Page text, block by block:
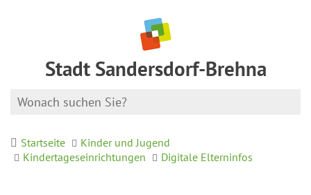
Stadt Sandersdorf-Brehna
Startseite
Kinder und Jugend
Kindertageseinrichtungen
Digitale Elterninfos